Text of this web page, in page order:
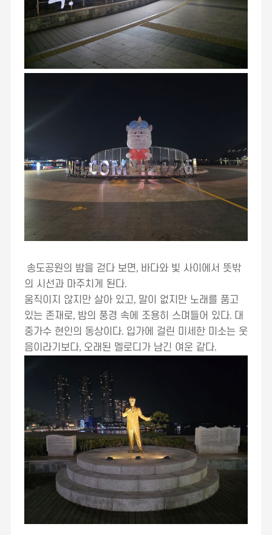
송도공원의 밤을 걷다 보면, 바다와 빛 사이에서 뜻밖
의 시선과 마주치게 된다.
움직이지 않지만 살아 있고, 말이 없지만 노래를 품고
있는 존재로, 밤의 풍경 속에 조용히 스며들어 있다. 대
중가수 현인의 동상이다. 입가에 걸린 미세한 미소는 웃
음이라기보다, 오래된 멜로디가 남긴 여운 같다.